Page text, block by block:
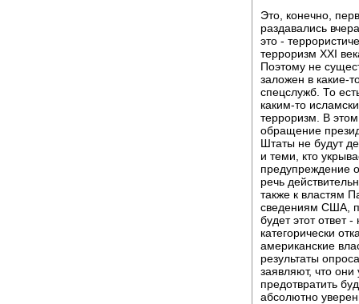
Это, конечно,
раздавались
это -
терроризм XXI
Поэтому не
заложен в какие-
спецслужб. То
каким-то
терроризм. В
обращение
Штаты не будут
и теми, кто
предупреждение
речь
также к властям
сведениям США,
будет этот ответ
категорически
американские
результаты
заявляют, что
предотвратить
абсолютно